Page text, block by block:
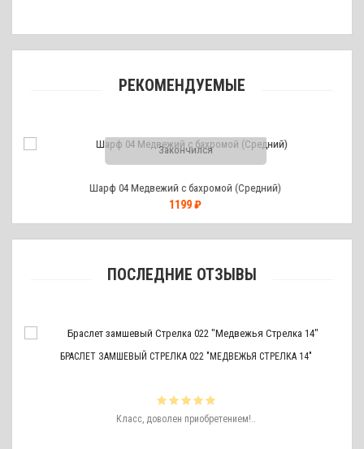
РЕКОМЕНДУЕМЫЕ
Закончился
Шарф 04 Медвежий с бахромой (Средний)
1199 ₽
ПОСЛЕДНИЕ ОТЗЫВЫ
БРАСЛЕТ ЗАМШЕВЫЙ СТРЕЛКА 022 "МЕДВЕЖЬЯ СТРЕЛКА 14"
Класс, доволен приобретением!..